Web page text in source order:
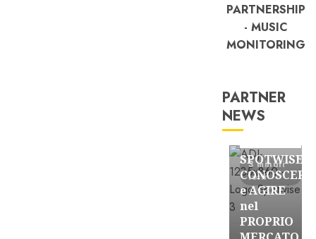
PARTNERSHIP
- MUSIC
MONITORING
PARTNER
NEWS
3 minuti
letti
FREE
SPOTWISE:
CONOSCERE
e AGIRE
nel
PROPRIO